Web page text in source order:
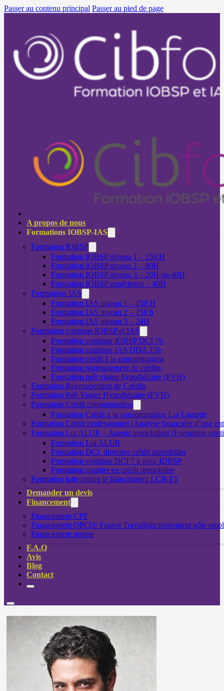
Passer au contenu principal Passer au pied de page
A propos de nous
Formations IOBSP-IAS
Formation IOBSP
Formation IOBSP niveau 1 – 150 H
Formation IOBSP niveau 2 – 80H
Formation IOBSP niveau 3 – 20H ou 40H
Formation IOBSP expérience – 40H
Formations IAS
Formation IAS niveau 1 – 150 H
Formation IAS niveau 2 – 150 h
Formation IAS niveau 3 – 24H
Formation continue IOBSP et IAS
Formation continue IOBSP DCI 7h
Formation continue IAS DDA 15h
Formation crédit à la consommation
Formation regroupement de crédits
Formation prêt viager hypothécaire (PVH)
Formation Regroupement de Crédits
Formation Prêt Viager Hypothécaire (PVH)
Formation Crédit consommation
Formation Crédit à la consommation Loi Lagarde
Formation Crédit professionnel (Analyse financière d’une
Formation Loi ALUR – Agents immobiliers (Formation
Formation Loi ALUR
Formation DCI, directive crédit immobilier
Formation continue DCI 7 h pour IOBSP
Formation courtier en crédit immobilier
Formation lutte contre le blanchiment LCB-FT
Demander un devis
Financement
Financement CPF
Financement OPCO/ France Travail(anciennement pôle
Financement propre
F.A.Q
Avis
Blog
Contact